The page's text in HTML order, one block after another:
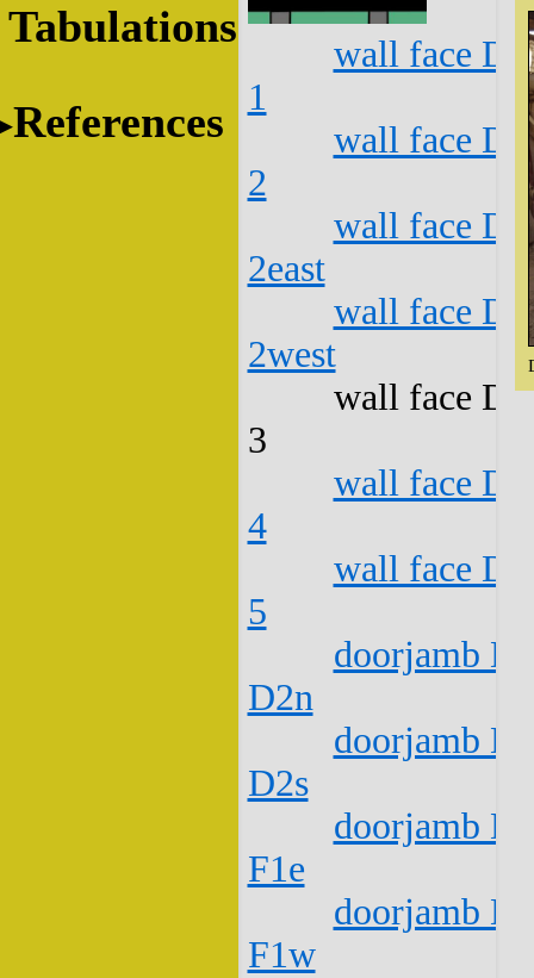
Tabulations
References
wall face
1
wall face
2
wall face
2east
wall face
2west
wall face
3
wall face
4
wall face
5
doorjamb
D2n
doorjamb
D2s
doorjamb
F1e
doorjamb
F1w